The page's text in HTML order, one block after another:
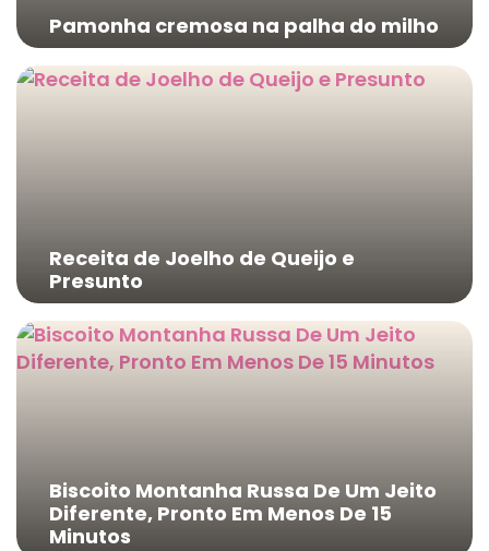
Pamonha cremosa na palha do milho
Receita de Joelho de Queijo e
Presunto
Biscoito Montanha Russa De Um Jeito
Diferente, Pronto Em Menos De 15
Minutos